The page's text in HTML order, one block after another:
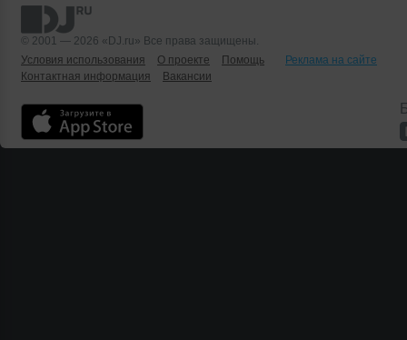
© 2001 — 2026 «DJ.ru» Все права защищены.
Условия использования
О проекте Помощь
Реклама на сайте
Контактная информация
Вакансии